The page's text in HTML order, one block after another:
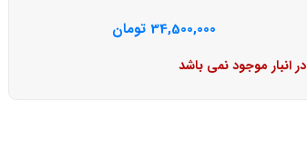
34,500,000 تومان
در انبار موجود نمی باشد